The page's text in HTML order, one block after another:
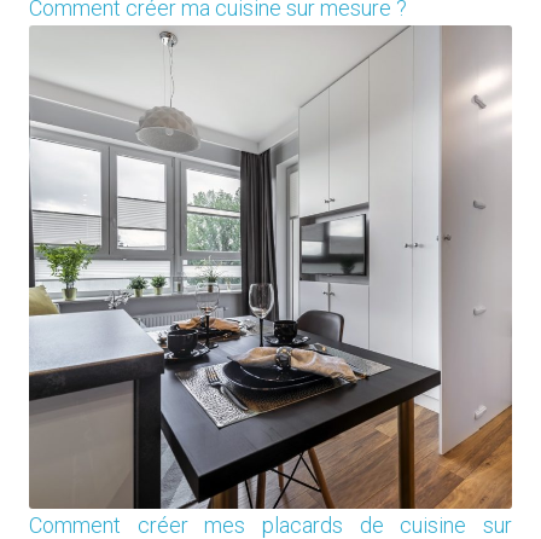
Comment créer ma cuisine sur mesure ?
Comment créer mes placards de cuisine sur